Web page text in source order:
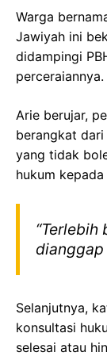
Warga
Jawiyah ini
didampingi
perceraiannya.
Arie berujar,
berangkat
yang tidak
hukum
“Terlebih
dianggap
Selanjutnya,
konsultasi
selesai atau